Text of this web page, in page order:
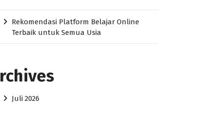
Rekomendasi Platform Belajar Online
Terbaik untuk Semua Usia
Juli 2026